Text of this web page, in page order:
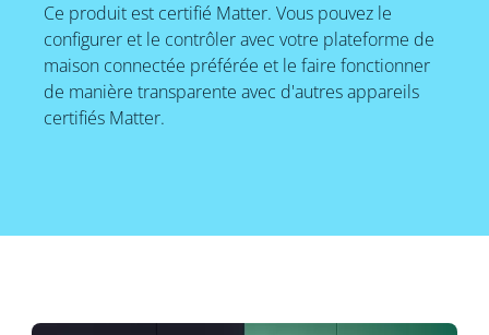
Ce produit est certifié Matter. Vous pouvez le
configurer et le contrôler avec votre plateforme de
maison connectée préférée et le faire fonctionner
de manière transparente avec d'autres appareils
certifiés Matter.